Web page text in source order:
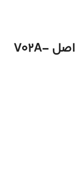
مشخصات ساعت کیو اند کیو اصل V02A-